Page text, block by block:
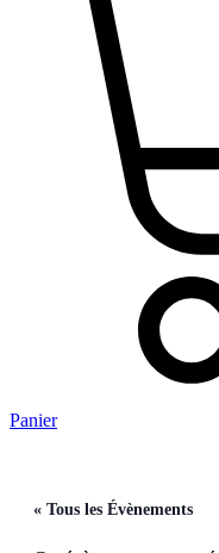
Panier
« Tous les Évènements